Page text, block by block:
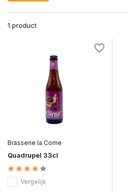
1 product
Brasserie la Corne
Quadrupel 33cl
Vergelijk